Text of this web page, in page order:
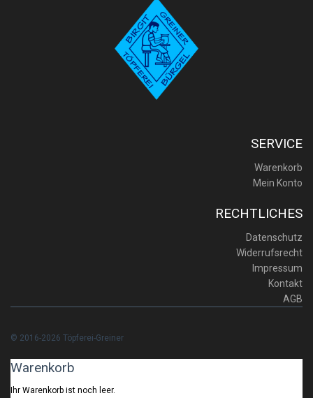
SERVICE
Warenkorb
Mein Konto
RECHTLICHES
Datenschutz
Widerrufsrecht
Impressum
Kontakt
AGB
© 2016-2026 Töpferei-Greiner
Warenkorb
Ihr Warenkorb ist noch leer.